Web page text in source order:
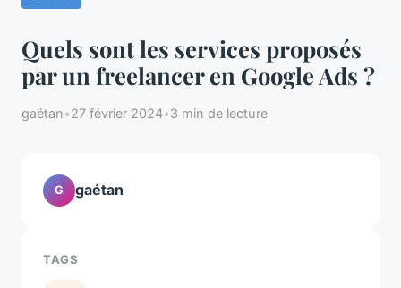
Quels sont les services proposés
par un freelancer en Google Ads ?
gaétan•27 février 2024•3 min de lecture
G gaétan
TAGS